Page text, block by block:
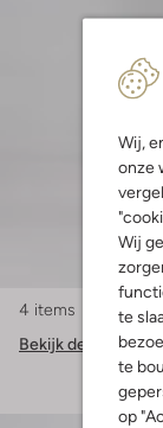
Wij,
onze
Wij
te
te
op
4 items
Bekijk de look